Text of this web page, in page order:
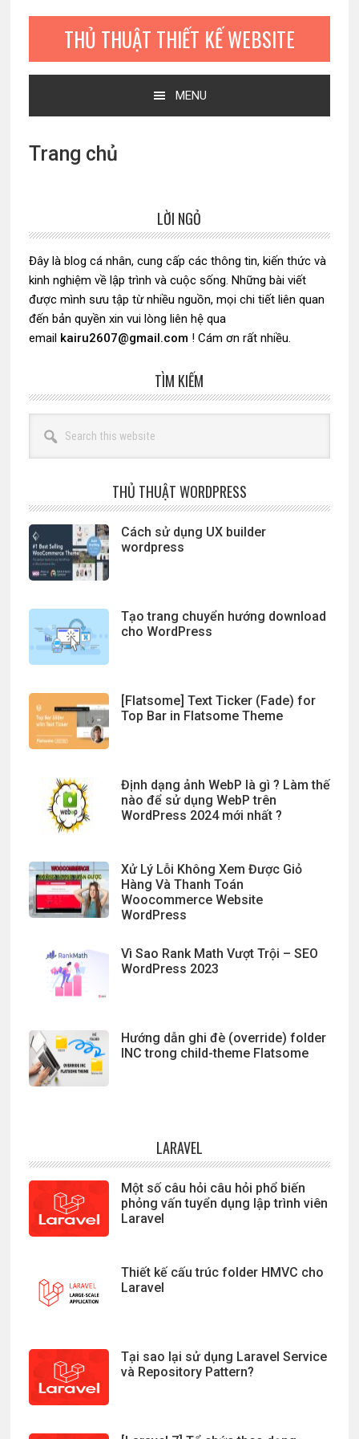
THỦ THUẬT THIẾT KẾ WEBSITE
MENU
Trang chủ
chính
LỜI NGỎ
Đây là blog cá nhân, cung cấp các thông tin, kiến thức và
kinh nghiệm về lập trình và cuộc sống. Những bài viết
được mình sưu tập từ nhiều nguồn, mọi chi tiết liên quan
đến bản quyền xin vui lòng liên hệ qua
email kairu2607@gmail.com ! Cám ơn rất nhiều.
TÌM KIẾM
this
website
THỦ THUẬT WORDPRESS
Cách sử dụng UX builder
wordpress
Tạo trang chuyển hướng download
cho WordPress
[Flatsome] Text Ticker (Fade) for
Top Bar in Flatsome Theme
Định dạng ảnh WebP là gì ? Làm thế
nào để sử dụng WebP trên
WordPress 2024 mới nhất ?
Xử Lý Lỗi Không Xem Được Giỏ
Hàng Và Thanh Toán
Woocommerce Website
WordPress
Vì Sao Rank Math Vượt Trội – SEO
WordPress 2023
Hướng dẫn ghi đè (override) folder
INC trong child-theme Flatsome
LARAVEL
Một số câu hỏi câu hỏi phổ biến
phỏng vấn tuyển dụng lập trình viên
Laravel
Thiết kế cấu trúc folder HMVC cho
Laravel
Tại sao lại sử dụng Laravel Service
và Repository Pattern?